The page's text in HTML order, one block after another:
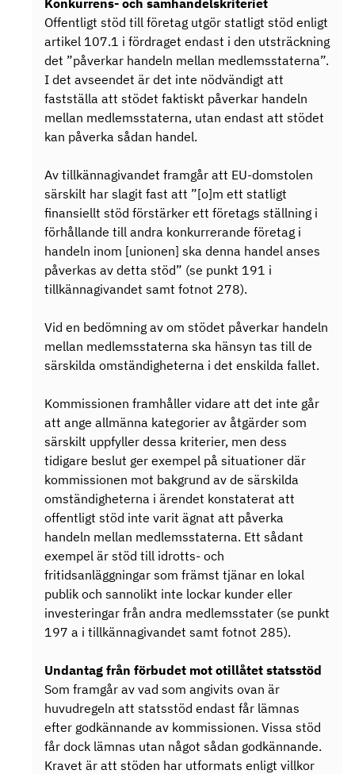
Konkurrens- och samhandelskriteriet
Offentligt stöd till företag utgör statligt stöd enligt
artikel 107.1 i fördraget endast i den utsträckning
det ”påverkar handeln mellan medlemsstaterna”.
I det avseendet är det inte nödvändigt att
fastställa att stödet faktiskt påverkar handeln
mellan medlemsstaterna, utan endast att stödet
kan påverka sådan handel.
Av tillkännagivandet framgår att EU-domstolen
särskilt har slagit fast att ”[o]m ett statligt
finansiellt stöd förstärker ett företags ställning i
förhållande till andra konkurrerande företag i
handeln inom [unionen] ska denna handel anses
påverkas av detta stöd” (se punkt 191 i
tillkännagivandet samt fotnot 278).
Vid en bedömning av om stödet påverkar handeln
mellan medlemsstaterna ska hänsyn tas till de
särskilda omständigheterna i det enskilda fallet.
Kommissionen framhåller vidare att det inte går
att ange allmänna kategorier av åtgärder som
särskilt uppfyller dessa kriterier, men dess
tidigare beslut ger exempel på situationer där
kommissionen mot bakgrund av de särskilda
omständigheterna i ärendet konstaterat att
offentligt stöd inte varit ägnat att påverka
handeln mellan medlemsstaterna. Ett sådant
exempel är stöd till idrotts- och
fritidsanläggningar som främst tjänar en lokal
publik och sannolikt inte lockar kunder eller
investeringar från andra medlemsstater (se punkt
197 a i tillkännagivandet samt fotnot 285).
Undantag från förbudet mot otillåtet statsstöd
Som framgår av vad som angivits ovan är
huvudregeln att statsstöd endast får lämnas
efter godkännande av kommissionen. Vissa stöd
får dock lämnas utan något sådan godkännande.
Kravet är att stöden har utformats enligt villkor